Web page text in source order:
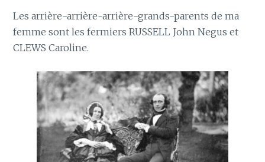
Les arrière-arrière-arrière-grands-parents de ma
femme sont les fermiers RUSSELL John Negus et
CLEWS Caroline.